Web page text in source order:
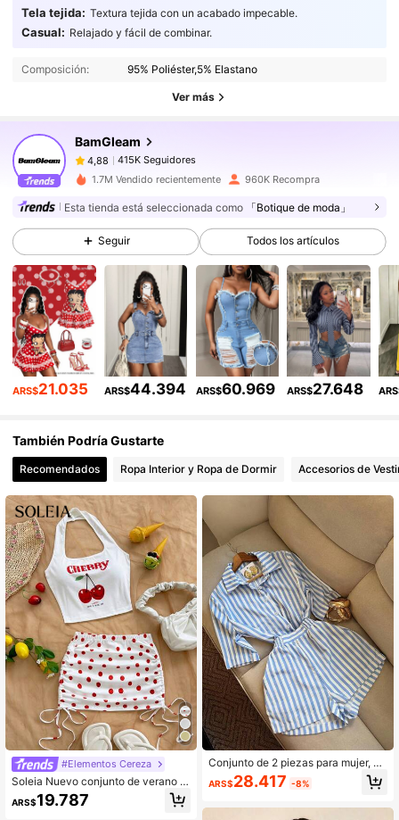
Tela tejida: Textura tejida con un acabado impecable.
Casual: Relajado y fácil de combinar.
Composición: 95% Poliéster,5% Elastano
Ver más
BamGleam
4,88 415K Seguidores
4,88
415K Seguidores
5***3seguidoHace 9 horas
4,88
415K Seguidores
4,88 415K Seguidores
4,88 415K Seguidores
4,88 415K Seguidores
4,88 415K Seguidores
4,88 415K Seguidores
1.7M Vendido recientemente 960K Recompra
Esta tienda está seleccionada como 「Botique de moda」
Seguir Todos los artículos
ARS$21.035 ARS$44.394 ARS$60.969 ARS$27.648
También Podría Gustarte
Recomendados Ropa Interior y Ropa de Dormir Accesorios de
#Elementos Cereza
Soleia Nuevo conjunto de verano p
ara mujer con top corto sin espalda
con estampado de cerezas y minifa
ARS$19.787
Conjunto de 2 piezas para mujer, nu
evo para primavera/verano, conjunt
o de ropa de casa casual a rayas ve
ARS$28.417 -8%